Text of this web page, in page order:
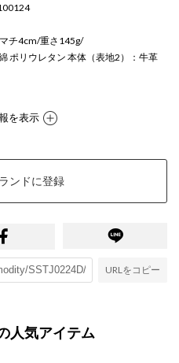
チ4cm/重さ145g/
ポリウレタン 本体（表地2）：牛革
を表示
ンドに登録
URLをコピー
人気アイテム